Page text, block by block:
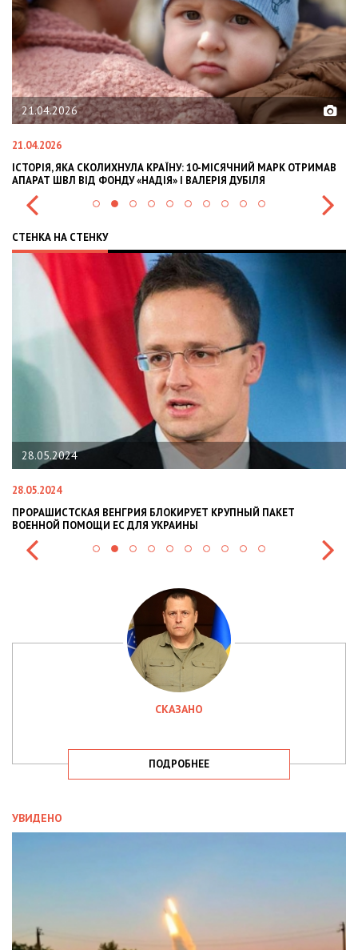
21.04.2026
21.04.2026
ІСТОРІЯ, ЯКА СКОЛИХНУЛА КРАЇНУ: 10-МІСЯЧНИЙ МАРК ОТРИМАВ
АПАРАТ ШВЛ ВІД ФОНДУ «НАДІЯ» І ВАЛЕРІЯ ДУБІЛЯ
СТЕНКА НА СТЕНКУ
28.05.2024
28.05.2024
ПРОРАШИСТСКАЯ ВЕНГРИЯ БЛОКИРУЕТ КРУПНЫЙ ПАКЕТ
ВОЕННОЙ ПОМОЩИ ЕС ДЛЯ УКРАИНЫ
СКАЗАНО
ПОДРОБНЕЕ
УВИДЕНО